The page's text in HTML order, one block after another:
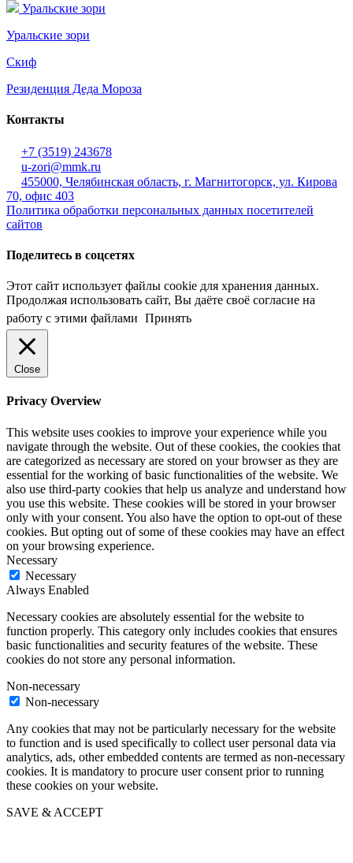
Уральские зори
Уральские зори
Скиф
Резиденция Деда Мороза
Контакты
+7 (3519) 243678
u-zori@mmk.ru
455000, Челябинская область, г. Магнитогорск, ул. Кирова
70, офис 403
Политика обработки персональных данных посетителей
сайтов
Поделитесь в соцсетях
Этот сайт использует файлы cookie для хранения данных.
Продолжая использовать сайт, Вы даёте своё согласие на
работу с этими файлами Принять
Close
Privacy Overview
This website uses cookies to improve your experience while you
navigate through the website. Out of these cookies, the cookies that
are categorized as necessary are stored on your browser as they are
essential for the working of basic functionalities of the website. We
also use third-party cookies that help us analyze and understand how
you use this website. These cookies will be stored in your browser
only with your consent. You also have the option to opt-out of these
cookies. But opting out of some of these cookies may have an effect
on your browsing experience.
Necessary
Necessary
Always Enabled
Necessary cookies are absolutely essential for the website to
function properly. This category only includes cookies that ensures
basic functionalities and security features of the website. These
cookies do not store any personal information.
Non-necessary
Non-necessary
Any cookies that may not be particularly necessary for the website
to function and is used specifically to collect user personal data via
analytics, ads, other embedded contents are termed as non-necessary
cookies. It is mandatory to procure user consent prior to running
these cookies on your website.
SAVE & ACCEPT